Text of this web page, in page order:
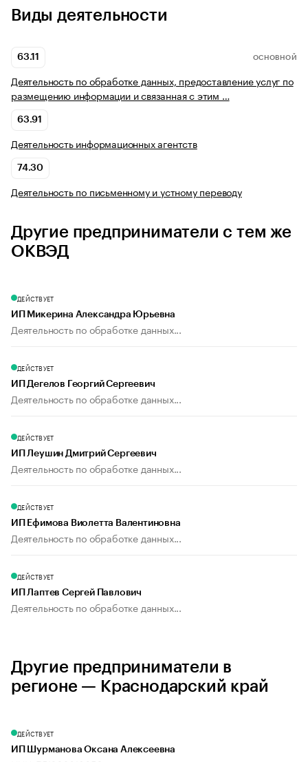
Виды деятельности
63.11 ОСНОВНОЙ
Деятельность по обработке данных, предоставление услуг по
размещению информации и связанная с этим …
63.91
Деятельность информационных агентств
74.30
Деятельность по письменному и устному переводу
Другие предприниматели с тем же
ОКВЭД
ДЕЙСТВУЕТ
ИП Микерина Александра Юрьевна
Деятельность по обработке данных...
ДЕЙСТВУЕТ
ИП Дегелов Георгий Сергеевич
Деятельность по обработке данных...
ДЕЙСТВУЕТ
ИП Леушин Дмитрий Сергеевич
Деятельность по обработке данных...
ДЕЙСТВУЕТ
ИП Ефимова Виолетта Валентиновна
Деятельность по обработке данных...
ДЕЙСТВУЕТ
ИП Лаптев Сергей Павлович
Деятельность по обработке данных...
Другие предприниматели в
регионе — Краснодарский край
ДЕЙСТВУЕТ
ИП Шурманова Оксана Алексеевна